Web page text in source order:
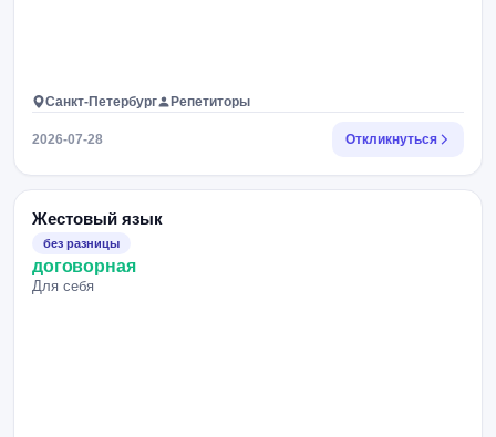
Санкт-Петербург Репетиторы
2026-07-28 Откликнуться
Жестовый язык
без разницы
договорная
Для себя